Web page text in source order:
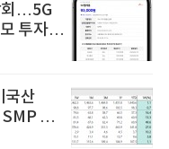
회…5G
투자
국산
상